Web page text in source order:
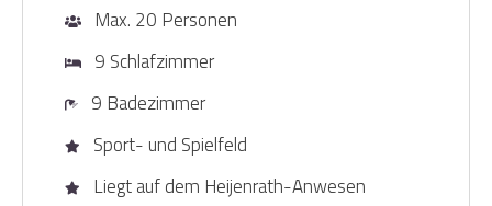
Max. 20 Personen
9 Schlafzimmer
9 Badezimmer
Sport- und Spielfeld
Liegt auf dem Heijenrath-Anwesen